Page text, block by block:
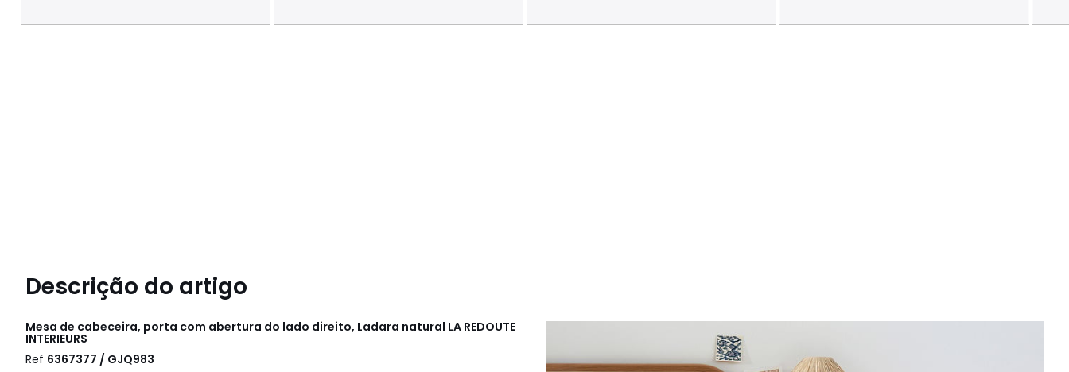
Descrição do artigo
Mesa de cabeceira, porta com abertura do lado direito, Ladara natural LA REDOUTE
INTERIEURS
Ref 6367377 / GJQ983